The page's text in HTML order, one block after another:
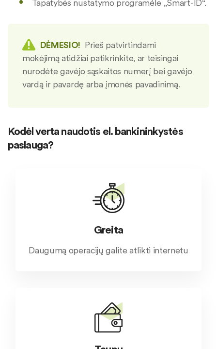
Tapatybės nustatymo programėle „Smart-ID“.
DĖMESIO! Prieš patvirtindami
mokėjimą atidžiai patikrinkite, ar teisingai
nurodėte gavėjo sąskaitos numerį bei gavėjo
vardą ir pavardę arba įmonės pavadinimą.
Kodėl verta naudotis el. bankininkystės
paslauga?
Greita
Daugumą operacijų galite atlikti internetu